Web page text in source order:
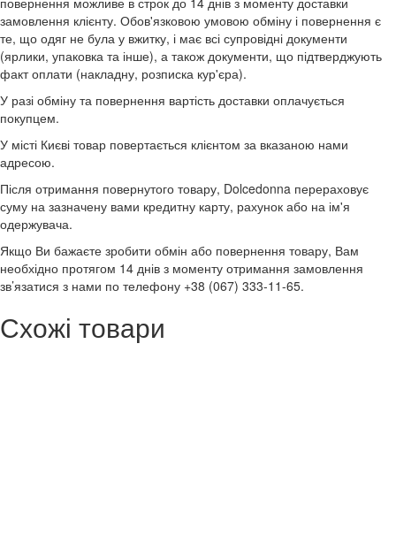
замовлення клієнту. Обов'язковою умовою обміну і повернення є
те, що одяг не була у вжитку, і має всі супровідні документи
(ярлики, упаковка та інше), а також документи, що підтверджують
факт оплати (накладну, розписка кур'єра).
У разі обміну та повернення вартість доставки оплачується
покупцем.
У місті Києві товар повертається клієнтом за вказаною нами
адресою.
Після отримання повернутого товару, Dolcedonna перераховує
суму на зазначену вами кредитну карту, рахунок або на ім'я
одержувача.
Якщо Ви бажаєте зробити обмін або повернення товару, Вам
необхідно протягом 14 днів з моменту отримання замовлення
зв’язатися з нами по телефону +38 (067) 333-11-65.
Схожі товари